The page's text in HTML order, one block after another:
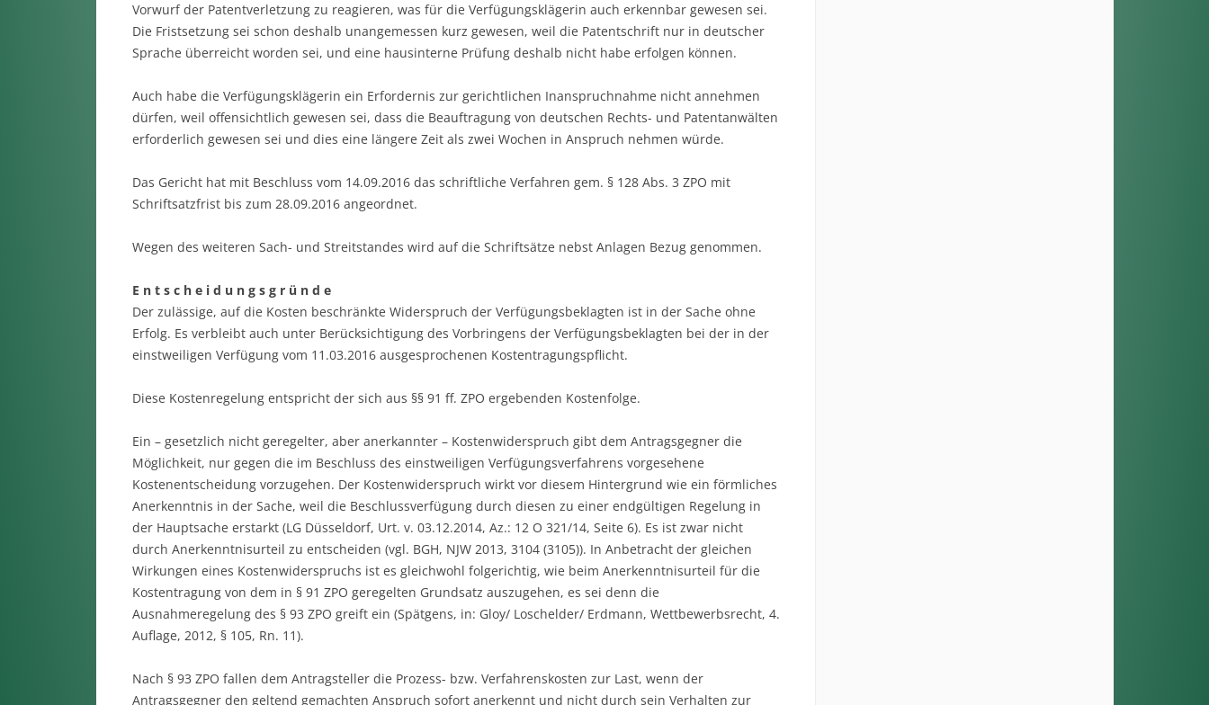
Vorwurf der Patentverletzung zu reagieren, was für die Verfügungsklägerin auch erkennbar gewesen sei.
Die Fristsetzung sei schon deshalb unangemessen kurz gewesen, weil die Patentschrift nur in deutscher
Sprache überreicht worden sei, und eine hausinterne Prüfung deshalb nicht habe erfolgen können.
Auch habe die Verfügungsklägerin ein Erfordernis zur gerichtlichen Inanspruchnahme nicht annehmen
dürfen, weil offensichtlich gewesen sei, dass die Beauftragung von deutschen Rechts- und Patentanwälten
erforderlich gewesen sei und dies eine längere Zeit als zwei Wochen in Anspruch nehmen würde.
Das Gericht hat mit Beschluss vom 14.09.2016 das schriftliche Verfahren gem. § 128 Abs. 3 ZPO mit
Schriftsatzfrist bis zum 28.09.2016 angeordnet.
Wegen des weiteren Sach- und Streitstandes wird auf die Schriftsätze nebst Anlagen Bezug genommen.
E n t s c h e i d u n g s g r ü n d e
Der zulässige, auf die Kosten beschränkte Widerspruch der Verfügungsbeklagten ist in der Sache ohne
Erfolg. Es verbleibt auch unter Berücksichtigung des Vorbringens der Verfügungsbeklagten bei der in der
einstweiligen Verfügung vom 11.03.2016 ausgesprochenen Kostentragungspflicht.
Diese Kostenregelung entspricht der sich aus §§ 91 ff. ZPO ergebenden Kostenfolge.
Ein – gesetzlich nicht geregelter, aber anerkannter – Kostenwiderspruch gibt dem Antragsgegner die
Möglichkeit, nur gegen die im Beschluss des einstweiligen Verfügungsverfahrens vorgesehene
Kostenentscheidung vorzugehen. Der Kostenwiderspruch wirkt vor diesem Hintergrund wie ein förmliches
Anerkenntnis in der Sache, weil die Beschlussverfügung durch diesen zu einer endgültigen Regelung in
der Hauptsache erstarkt (LG Düsseldorf, Urt. v. 03.12.2014, Az.: 12 O 321/14, Seite 6). Es ist zwar nicht
durch Anerkenntnisurteil zu entscheiden (vgl. BGH, NJW 2013, 3104 (3105)). In Anbetracht der gleichen
Wirkungen eines Kostenwiderspruchs ist es gleichwohl folgerichtig, wie beim Anerkenntnisurteil für die
Kostentragung von dem in § 91 ZPO geregelten Grundsatz auszugehen, es sei denn die
Ausnahmeregelung des § 93 ZPO greift ein (Spätgens, in: Gloy/ Loschelder/ Erdmann, Wettbewerbsrecht, 4.
Auflage, 2012, § 105, Rn. 11).
Nach § 93 ZPO fallen dem Antragsteller die Prozess- bzw. Verfahrenskosten zur Last, wenn der
Antragsgegner den geltend gemachten Anspruch sofort anerkennt und nicht durch sein Verhalten zur